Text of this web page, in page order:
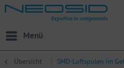
Menü
Übersicht SMD-Luftspulen im